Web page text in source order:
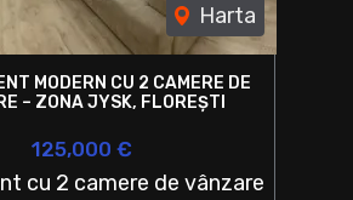
Harta
MODERN CU 2 CAMERE DE
– ZONA JYSK, FLOREȘTI
125,000 €
cu 2 camere de vânzare